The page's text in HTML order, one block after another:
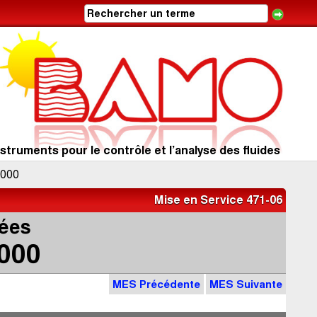
pour le contrôle et l’analyse des fluides
Mise en Service 471-06
MES Précédente MES Suivante